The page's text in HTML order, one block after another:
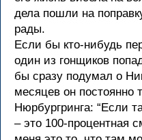
дела пошли на
рады.
Если бы кто-нибудь
один из гонщиков
бы сразу подумал о
месяцев он постоянно
Нюрбургринга: “Если
– это 100-процентная